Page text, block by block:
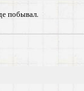
побывал.